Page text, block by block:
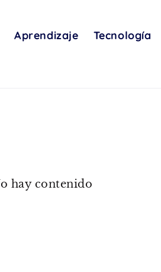
Aprendizaje Tecnología
hay contenido